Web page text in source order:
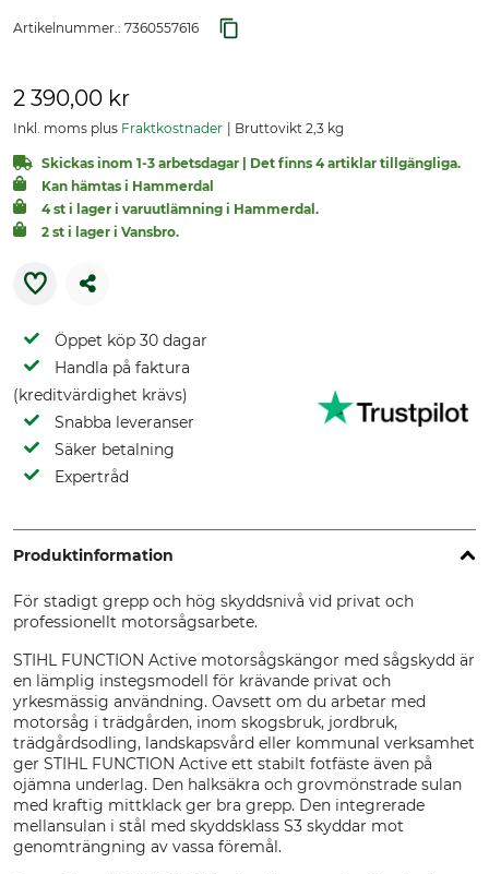
Artikelnummer.: 7360557616
2 390,00 kr
Inkl. moms plus Fraktkostnader Bruttovikt 2,3 kg
Skickas inom 1-3 arbetsdagar | Det finns 4 artiklar tillgängliga.
Kan hämtas i Hammerdal
4 st i lager i varuutlämning i Hammerdal.
2 st i lager i Vansbro.
Öppet köp 30 dagar
Handla på faktura
(kreditvärdighet krävs)
Snabba leveranser
Säker betalning
Expertråd
Produktinformation
För stadigt grepp och hög skyddsnivå vid privat och
professionellt motorsågsarbete.
STIHL FUNCTION Active motorsågskängor med sågskydd är
en lämplig instegsmodell för krävande privat och
yrkesmässig användning. Oavsett om du arbetar med
motorsåg i trädgården, inom skogsbruk, jordbruk,
trädgårdsodling, landskapsvård eller kommunal verksamhet
ger STIHL FUNCTION Active ett stabilt fotfäste även på
ojämna underlag. Den halksäkra och grovmönstrade sulan
med kraftig mittklack ger bra grepp. Den integrerade
mellansulan i stål med skyddsklass S3 skyddar mot
genomträngning av vassa föremål.